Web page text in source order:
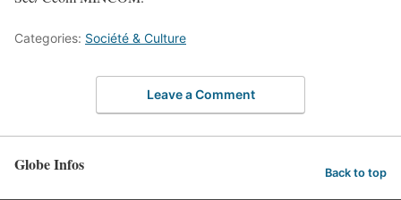
Categories: Société & Culture
Leave a Comment
Globe Infos Back to top